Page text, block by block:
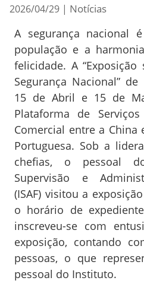
2026/04/29 | Notícias
A segurança nacional
população e a
felicidade. A
Segurança Nacional”
15 de Abril e 15 de
Plataforma de
Comercial entre a China
Portuguesa. Sob a
chefias, o pessoal
Supervisão e
(ISAF) visitou a
o horário de
inscreveu-se com
exposição, contando
pessoas, o que
pessoal do Instituto.